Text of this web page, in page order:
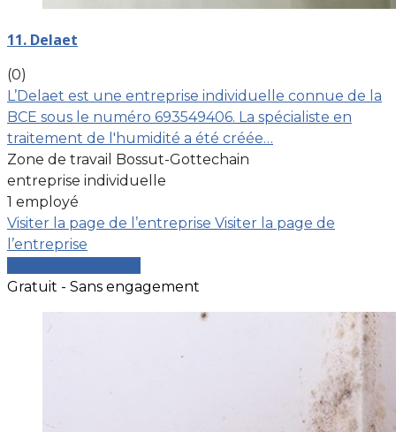
11. Delaet
(0)
L’Delaet est une entreprise individuelle connue de la
BCE sous le numéro 693549406. La spécialiste en
traitement de l'humidité a été créée…
Zone de travail Bossut-Gottechain
entreprise individuelle
1 employé
Visiter la page de l’entreprise Visiter la page de
l’entreprise
Gratuit - Sans engagement